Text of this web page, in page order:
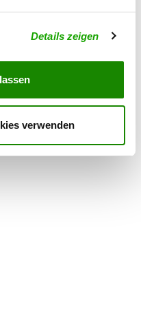
Details zeigen
verwenden
h